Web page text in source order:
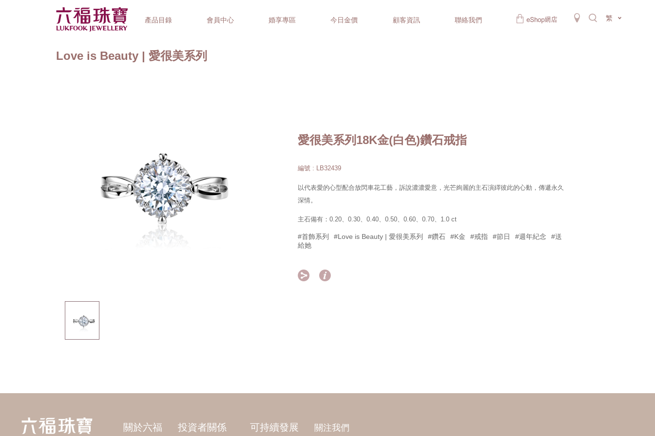
產品目錄 會員中心 婚享專區 今日金價 顧客資訊 聯絡我們 繁
Love is Beauty | 愛很美系列
愛很美系列18K金(白色)鑽石戒指
編號 : LB32439
以代表愛的心型配合放閃車花工藝，訴說濃濃愛意，光芒絢麗的主石演繹彼此的心動，傳遞永久
深情。
主石備有：0.20、0.30、0.40、0.50、0.60、0.70、1.0 ct
#首飾系列 #Love is Beauty | 愛很美系列 #鑽石 #K金 #戒指 #節日 #週年紀念
#送
給她
 
關於六福 投資者關係 可持續發展 關注我們